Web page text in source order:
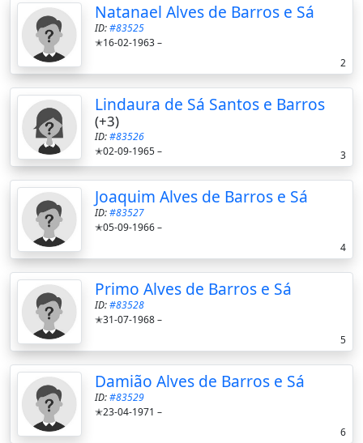
Natanael Alves de Barros e Sá
ID:#83525
✭16-02-1963 –
2
Lindaura de Sá Santos e Barros
(+3)
ID:#83526
✭02-09-1965 –
3
Joaquim Alves de Barros e Sá
ID:#83527
✭05-09-1966 –
4
Primo Alves de Barros e Sá
ID:#83528
✭31-07-1968 –
5
Damião Alves de Barros e Sá
ID:#83529
✭23-04-1971 –
6